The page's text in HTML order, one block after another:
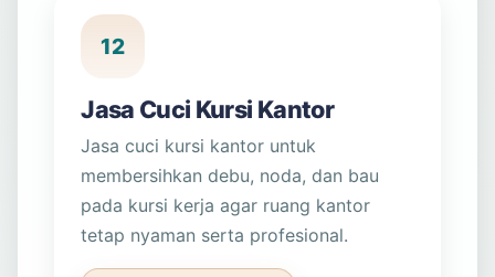
12
Jasa Cuci Kursi Kantor
Jasa cuci kursi kantor untuk
membersihkan debu, noda, dan bau
pada kursi kerja agar ruang kantor
tetap nyaman serta profesional.